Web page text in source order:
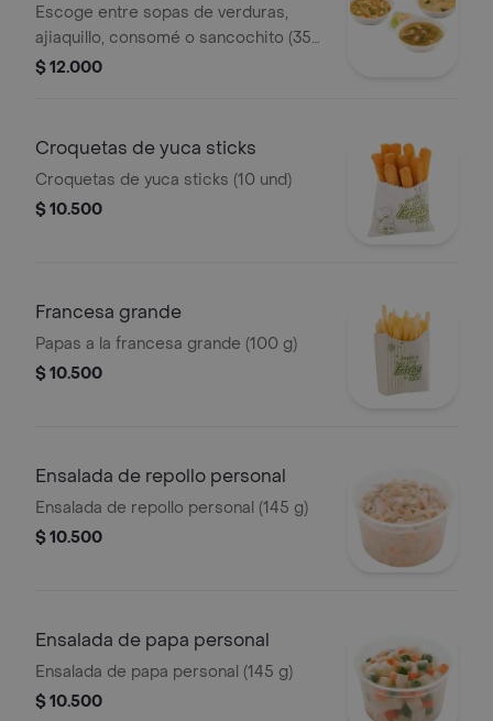
Escoge entre sopas de verduras,
ajiaquillo, consomé o sancochito (350
g)
$ 12.000
Croquetas de yuca sticks
Croquetas de yuca sticks (10 und)
$ 10.500
Francesa grande
Papas a la francesa grande (100 g)
$ 10.500
Ensalada de repollo personal
Ensalada de repollo personal (145 g)
$ 10.500
Ensalada de papa personal
Ensalada de papa personal (145 g)
$ 10.500